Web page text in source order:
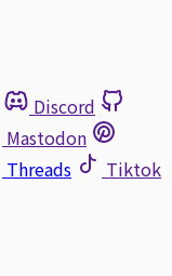
Discord
Mastodon
Threads
Tiktok